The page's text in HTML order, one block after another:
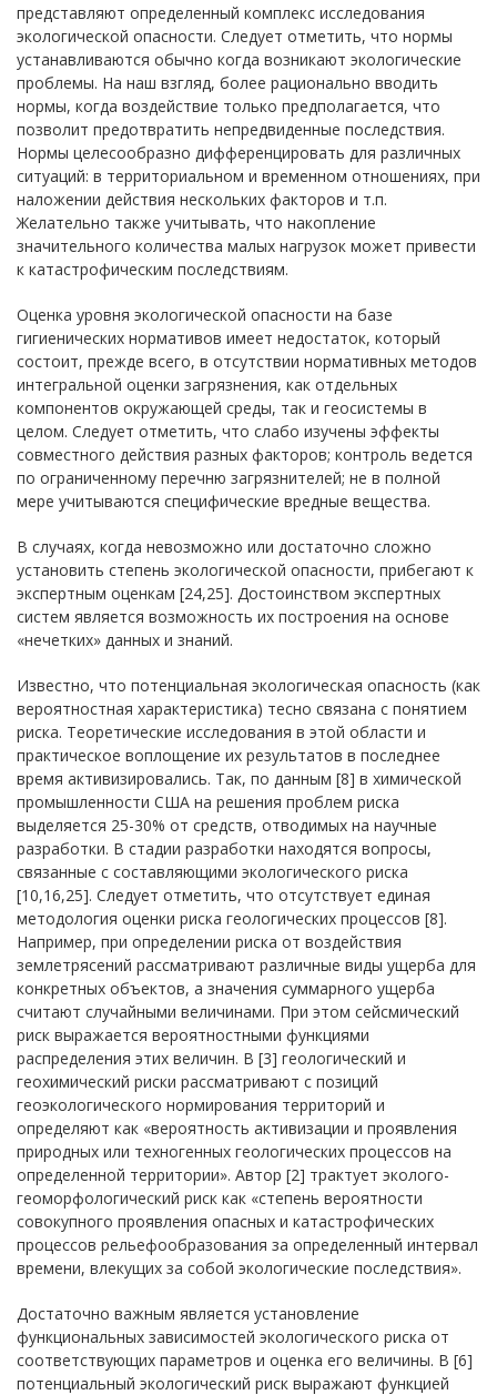
представляют определенный комплекс исследования
экологической опасности. Следует отметить, что нормы
устанавливаются обычно когда возникают экологические
проблемы. На наш взгляд, более рационально вводить
нормы, когда воздействие только предполагается, что
позволит предотвратить непредвиденные последствия.
Нормы целесообразно дифференцировать для различных
ситуаций: в территориальном и временном отношениях, при
наложении действия нескольких факторов и т.п.
Желательно также учитывать, что накопление
значительного количества малых нагрузок может привести
к катастрофическим последствиям.
Оценка уровня экологической опасности на базе
гигиенических нормативов имеет недостаток, который
состоит, прежде всего, в отсутствии нормативных методов
интегральной оценки загрязнения, как отдельных
компонентов окружающей среды, так и геосистемы в
целом. Следует отметить, что слабо изучены эффекты
совместного действия разных факторов; контроль ведется
по ограниченному перечню загрязнителей; не в полной
мере учитываются специфические вредные вещества.
В случаях, когда невозможно или достаточно сложно
установить степень экологической опасности, прибегают к
экспертным оценкам [24,25]. Достоинством экспертных
систем является возможность их построения на основе
«нечетких» данных и знаний.
Известно, что потенциальная экологическая опасность (как
вероятностная характеристика) тесно связана с понятием
риска. Теоретические исследования в этой области и
практическое воплощение их результатов в последнее
время активизировались. Так, по данным [8] в химической
промышленности США на решения проблем риска
выделяется 25-30% от средств, отводимых на научные
разработки. В стадии разработки находятся вопросы,
связанные с составляющими экологического риска
[10,16,25]. Следует отметить, что отсутствует единая
методология оценки риска геологических процессов [8].
Например, при определении риска от воздействия
землетрясений рассматривают различные виды ущерба для
конкретных объектов, а значения суммарного ущерба
считают случайными величинами. При этом сейсмический
риск выражается вероятностными функциями
распределения этих величин. В [3] геологический и
геохимический риски рассматривают с позиций
геоэкологического нормирования территорий и
определяют как «вероятность активизации и проявления
природных или техногенных геологических процессов на
определенной территории». Автор [2] трактует эколого-
геоморфологический риск как «степень вероятности
совокупного проявления опасных и катастрофических
процессов рельефообразования за определенный интервал
времени, влекущих за собой экологические последствия».
Достаточно важным является установление
функциональных зависимостей экологического риска от
соответствующих параметров и оценка его величины. В [6]
потенциальный экологический риск выражают функцией